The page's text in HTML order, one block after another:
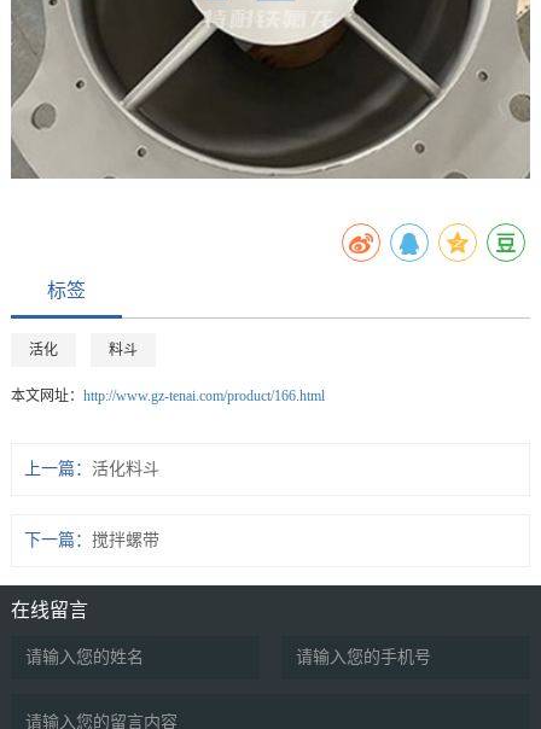
标签
活化 料斗
本文网址： http://www.gz-tenai.com/product/166.html
上一篇： 活化料斗
下一篇： 搅拌螺带
在线留言